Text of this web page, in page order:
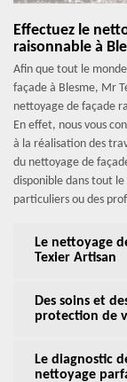
Effectuez le
raisonnable à
Afin que tout le
façade à Blesme, Mr
nettoyage de façade
En effet, nous vous
à la réalisation des
du nettoyage de
disponible dans tout
particuliers ou des
Le nettoyage
Texier Artisan
Des soins et
protection de
Le diagnostic
nettoyage